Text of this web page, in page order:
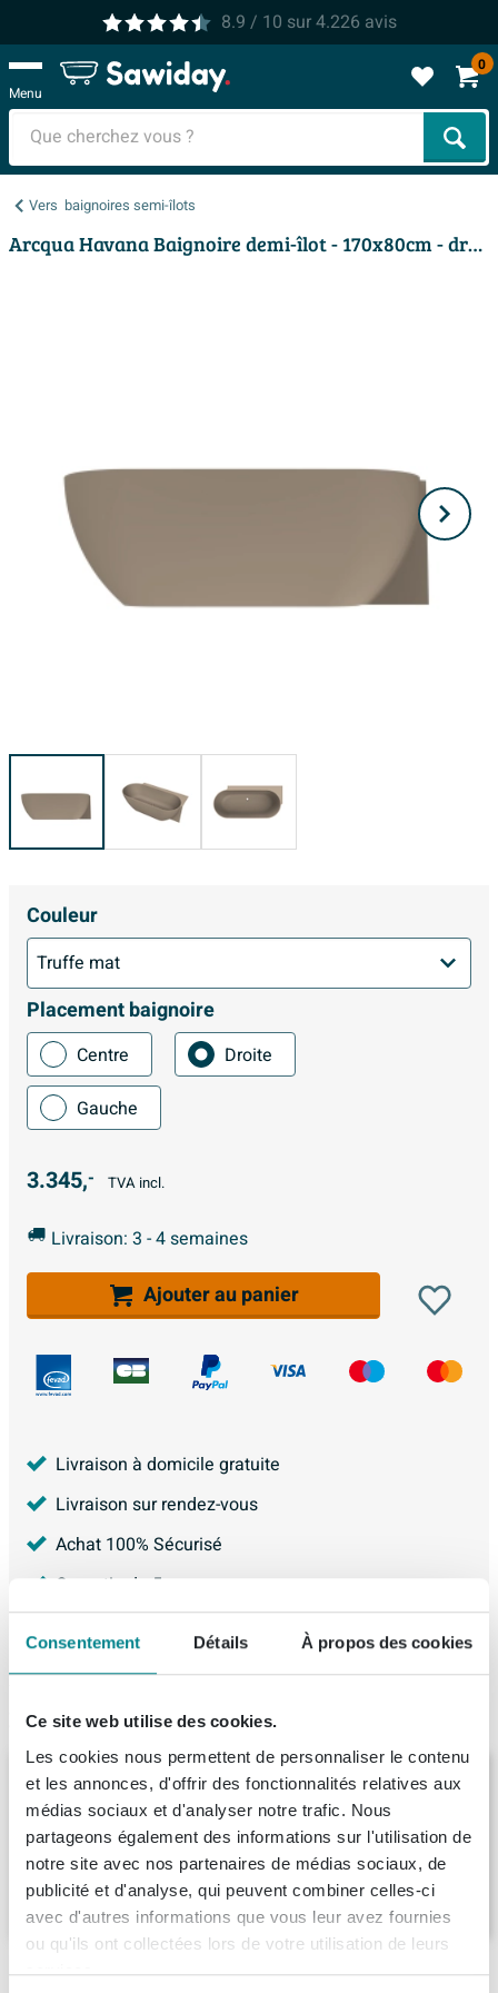
Consentement Détails À propos des cookies
Ce site web utilise des cookies.
Les cookies nous permettent de personnaliser le contenu
et les annonces, d'offrir des fonctionnalités relatives aux
médias sociaux et d'analyser notre trafic. Nous
partageons également des informations sur l'utilisation de
notre site avec nos partenaires de médias sociaux, de
publicité et d'analyse, qui peuvent combiner celles-ci
avec d'autres informations que vous leur avez fournies
ou qu'ils ont collectées lors de votre utilisation de leurs
services.
8.9 / 10 sur4.226 avis
Menu
0
Vers baignoires semi-îlots
Arcqua Havana Baignoire demi-îlot - 170x80cm - droite - mat truffe
Couleur
Placement baignoire
Centre
Droite
Gauche
3.345,- TVA incl.
Livraison: 3 - 4 semaines
Ajouter au panier
Livraison à domicile gratuite
Livraison sur rendez-vous
Achat 100% Sécurisé
Garantie de 5 ans
Produit de remplacement
Arcqua Pinto Baignoire îlot semi-encastrée
180x80 mat noir
Livraison:3 - 4 semaines
3.759,-
Ce que nos clients achètent avec ce produit